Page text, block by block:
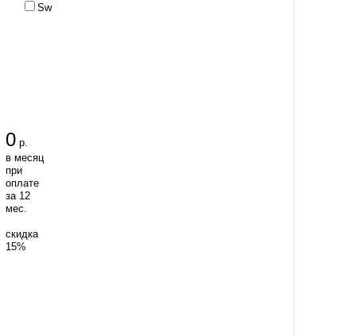
Sw
0 р.
в месяц
при
оплате
за 12
мес.
скидка
15%